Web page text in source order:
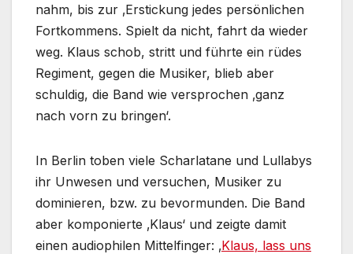
nahm, bis zur ‚Erstickung jedes persönlichen
Fortkommens. Spielt da nicht, fahrt da wieder
weg. Klaus schob, stritt und führte ein rüdes
Regiment, gegen die Musiker, blieb aber
schuldig, die Band wie versprochen ‚ganz
nach vorn zu bringen‘.
In Berlin toben viele Scharlatane und Lullabys
ihr Unwesen und versuchen, Musiker zu
dominieren, bzw. zu bevormunden. Die Band
aber komponierte ‚Klaus‘ und zeigte damit
einen audiophilen Mittelfinger: ‚Klaus, lass uns